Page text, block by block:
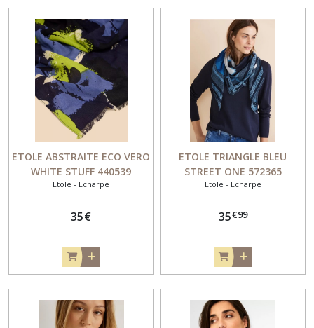
ETOLE ABSTRAITE ECO VERO
WHITE STUFF 440539
Etole - Echarpe
35€
ETOLE TRIANGLE BLEU
STREET ONE 572365
Etole - Echarpe
35€99
COMBI
(33)
CHEMISIER
BLOUSE
MANCHE
LONGUE
CHEMISIER
BLOUSE
MANCHE
COURTE
MANCHE